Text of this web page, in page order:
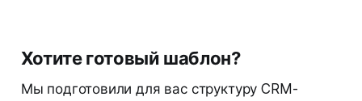
Хотите готовый шаблон?
Мы подготовили для вас структуру CRM-